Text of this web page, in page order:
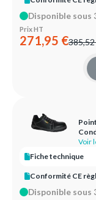
Disponible sous
Prix HT
271,95 €
Voir
Fiche technique
Conformité CE
Disponible sous